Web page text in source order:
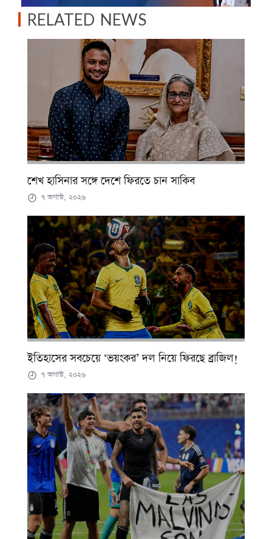
RELATED NEWS
শেখ হাসিনার সঙ্গে দেশে ফিরতে চান সাকিব
৭ অগাস্ট, ২০২৬
ইতিহাসের সবচেয়ে ‘ভয়ংকর’ দল নিয়ে ফিরছে ব্রাজিল!
৭ অগাস্ট, ২০২৬